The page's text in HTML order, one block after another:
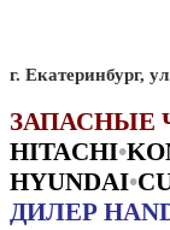
г. Екатеринбург,
ЗАПАСНЫЕ
HITACHI•KO
HYUNDAI•
ДИЛЕР